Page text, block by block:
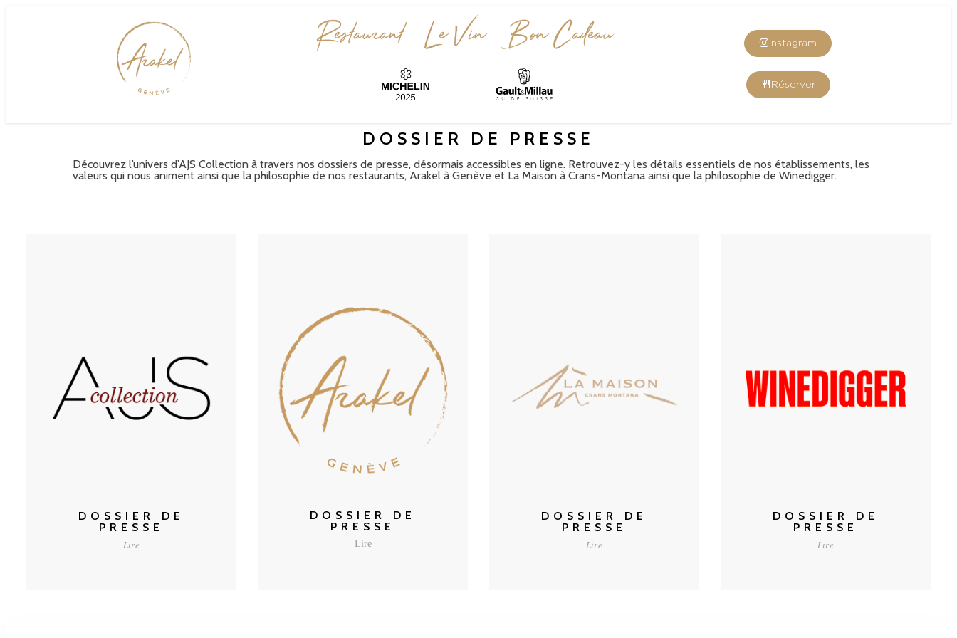
Restaurant Le Vin Bon Cadeau Instagram
Réserver
DOSSIER DE PRESSE
Découvrez l’univers d’AJS Collection à travers nos dossiers de presse, désormais accessibles en ligne. Retrouvez-y les détails essentiels de nos établissements, les
valeurs qui nous animent ainsi que la philosophie de nos restaurants, Arakel à Genève et La Maison à Crans-Montana ainsi que la philosophie de Winedigger.
DOSSIER DE
PRESSE
Lire
DOSSIER DE
PRESSE
Lire
DOSSIER DE
PRESSE
Lire
DOSSIER DE
PRESSE
Lire